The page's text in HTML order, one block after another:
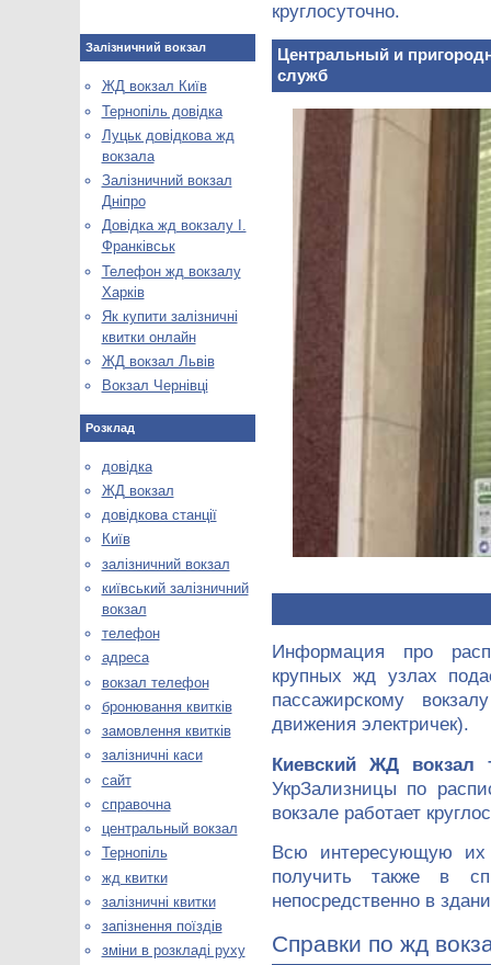
круглосуточно.
Центральный и
служб
Информация про
крупных жд узлах
пассажирскому
движения электричек).
Киевский ЖД вокзал
УкрЗализницы по
вокзале работает
Всю интересующую
получить также в
непосредственно в
Справки по жд
Залізничний вокзал
ЖД вокзал Київ
Тернопіль довідка
Луцьк довідкова жд
вокзала
Залізничний вокзал
Дніпро
Довідка жд вокзалу І.
Франківськ
Телефон жд вокзалу
Харків
Як купити залізничні
квитки онлайн
ЖД вокзал Львів
Вокзал Чернівці
Розклад
довідка
ЖД вокзал
довідкова станції
Київ
залізничний вокзал
київський залізничний
вокзал
телефон
адреса
вокзал телефон
бронювання квитків
замовлення квитків
залізничні каси
сайт
справочна
центральный вокзал
Тернопіль
жд квитки
залізничні квитки
запізнення поїздів
зміни в розкладі руху